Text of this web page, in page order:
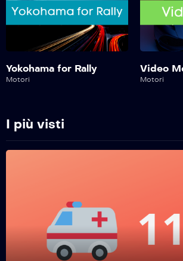
Safe Drive – 227^ Puntata
Safe Drive – 224^ Puntata
Safe Drive – 222^ Puntata
Yokohama for Rally
Motori
Video
Motori
I più visti